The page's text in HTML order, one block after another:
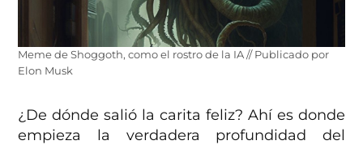
Meme de Shoggoth, como el rostro de la IA // Publicado por
Elon Musk
¿De dónde salió la carita feliz? Ahí es donde
empieza la verdadera profundidad del